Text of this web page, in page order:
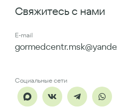
Свяжитесь с нами
E-mail
Социальные сети